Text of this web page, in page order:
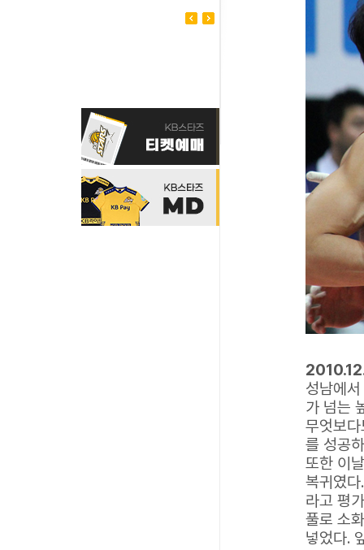
성남에
가 넘는
무엇보
를 성공
또한 이
복귀였
라고 평
풀로 소
넣었다.